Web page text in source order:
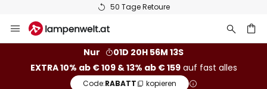
50 Tage Retoure
Inhalt
Nur
01D 20H 56M 13S
EXTRA 10% ab € 109 & 13% ab € 159auf fast alles
Code:RABATT kopieren